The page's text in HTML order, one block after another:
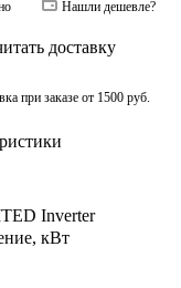
Нашли дешевле?
доставку
при заказе от 1500 руб.
Inverter
кВт